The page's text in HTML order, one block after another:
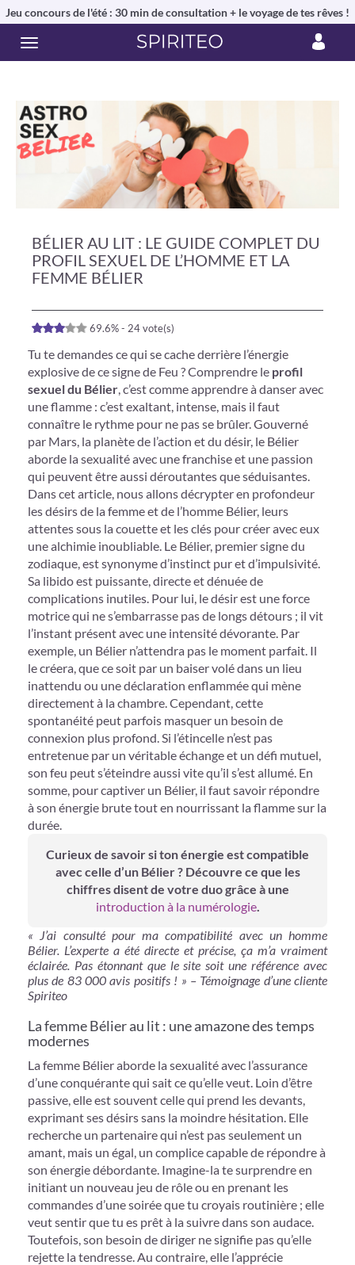
Jeu concours de l'été : 30 min de consultation + le voyage de tes rêves !
BÉLIER AU LIT : LE GUIDE COMPLET DU
PROFIL SEXUEL DE L’HOMME ET LA
FEMME BÉLIER
69.6% - 24 vote(s)
Tu te demandes ce qui se cache derrière l’énergie
explosive de ce signe de Feu ? Comprendre le profil
sexuel du Bélier, c’est comme apprendre à danser avec
une flamme : c’est exaltant, intense, mais il faut
connaître le rythme pour ne pas se brûler. Gouverné
par Mars, la planète de l’action et du désir, le Bélier
aborde la sexualité avec une franchise et une passion
qui peuvent être aussi déroutantes que séduisantes.
Dans cet article, nous allons décrypter en profondeur
les désirs de la femme et de l’homme Bélier, leurs
attentes sous la couette et les clés pour créer avec eux
une alchimie inoubliable. Le Bélier, premier signe du
zodiaque, est synonyme d’instinct pur et d’impulsivité.
Sa libido est puissante, directe et dénuée de
complications inutiles. Pour lui, le désir est une force
motrice qui ne s’embarrasse pas de longs détours ; il vit
l’instant présent avec une intensité dévorante. Par
exemple, un Bélier n’attendra pas le moment parfait. Il
le créera, que ce soit par un baiser volé dans un lieu
inattendu ou une déclaration enflammée qui mène
directement à la chambre. Cependant, cette
spontanéité peut parfois masquer un besoin de
connexion plus profond. Si l’étincelle n’est pas
entretenue par un véritable échange et un défi mutuel,
son feu peut s’éteindre aussi vite qu’il s’est allumé. En
somme, pour captiver un Bélier, il faut savoir répondre
à son énergie brute tout en nourrissant la flamme sur la
durée.
Curieux de savoir si ton énergie est compatible
avec celle d’un Bélier ? Découvre ce que les
chiffres disent de votre duo grâce à une
introduction à la numérologie.
« J’ai consulté pour ma compatibilité avec un homme
Bélier. L’experte a été directe et précise, ça m’a vraiment
éclairée. Pas étonnant que le site soit une référence avec
plus de 83 000 avis positifs ! » – Témoignage d’une cliente
Spiriteo
La femme Bélier au lit : une amazone des temps
modernes
La femme Bélier aborde la sexualité avec l’assurance
d’une conquérante qui sait ce qu’elle veut. Loin d’être
passive, elle est souvent celle qui prend les devants,
exprimant ses désirs sans la moindre hésitation. Elle
recherche un partenaire qui n’est pas seulement un
amant, mais un égal, un complice capable de répondre à
son énergie débordante. Imagine-la te surprendre en
initiant un nouveau jeu de rôle ou en prenant les
commandes d’une soirée que tu croyais routinière ; elle
veut sentir que tu es prêt à la suivre dans son audace.
Toutefois, son besoin de diriger ne signifie pas qu’elle
rejette la tendresse. Au contraire, elle l’apprécie